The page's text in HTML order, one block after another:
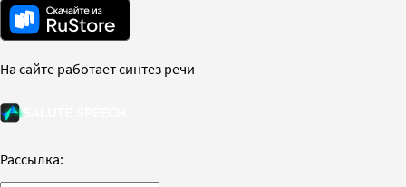
На сайте работает синтез речи
Рассылка: